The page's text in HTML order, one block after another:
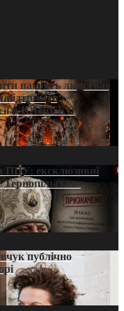
пам’ять людства:
підтримує
в ЮНЕСКО
ексклюзивні
Тернопільсько-
публічно